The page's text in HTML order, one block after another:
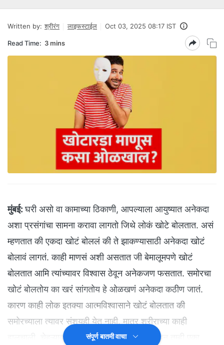
Written by: श्रीरंग लाइफस्टाईल Oct 03, 2025 08:17 IST
Read Time: 3 mins
मुंबई: घरी असो वा कामाच्या ठिकाणी, आपल्याला आयुष्यात अनेकदा
अशा प्रसंगांचा सामना करावा लागतो जिथे लोकं खोटे बोलतात. असं
म्हणतात की एकदा खोटं बोललं की ते झाकण्यासाठी अनेकदा खोटं
बोलावं लागतं. काही माणसं अशी असतात जी बेमालूमपणे खोटं
बोलतात आमि त्यांच्यावर विश्वास ठेवून अनेकजण फसतात. समोरचा
खोटं बोलतोय का खरं सांगतोय हे ओळखणं अनेकदा कठीण जातं.
कारण काही लोक इतक्या आत्मविश्वासाने खोटं बोलतात की
समोरच्याला त्यावर संशयही येत नाही. मात्र शरीराच्या काही
हालचाली, चेहऱ्यावरचे हावभाव असे असतात जे पाहून तुम्ही एका
संपूर्ण बातमी वाचा